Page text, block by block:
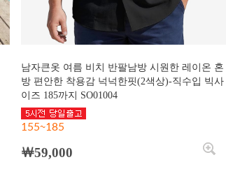
남자큰옷 여름 비치 반팔남방 시원한 레이온 혼
방 편안한 착용감 넉넉한핏(2색상)-직수입 빅사
이즈 185까지 SO01004
155~185
￦59,000